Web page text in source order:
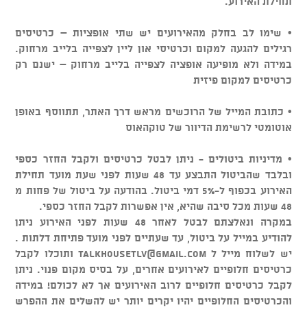
• שימו לב בחלק מהאירועים יש שתי אופציות – כרטיסים
רגילים להגעה למקום וכרטיסי און ליין לצפייה בלייב מרחוק.
במידה ולא מופיעה אופציה לצפייה בלייב מרחוק – ישנם רק
כרטיסים למקום פיזית
• כתובת המייל של הרוכשים מראש דרך האתר, תתווסף באופן
אוטומטי לרשימת הדיוור של טוקהאוס
• מדיניות ביטולים - ניתן לבטל כרטיסים ולקבל החזר כספי
ובלבד שהביטול התבצע עד 48 שעות לפני שעת מועד תחילת
האירוע בכפוף ל-5% דמי ביטול. בהודעה על ביטול של פחות מ
48 שעות מכל סיבה שהיא, אין אפשרות לקבל החזר כספי.
במקרה ונאלצתם לבטל לאחר 48 שעות לפני האירוע ניתן
להודיע במייל על ביטול, עד שעתיים לפני מועד פתיחת דלתות .
יש לשלוח מייל לtalkhousetlv@gmail.com ותוכלו לקבל
כרטיסים חלופיים לאירועים אחרים, על בסיס מקום פנוי. ניתן
לקבל כרטיסים חלופיים לרוב האירועים אך לא לכולם! במידה
והכרטיסים החלופיים יהיו יקרים יותר יש להשלים את ההפרש